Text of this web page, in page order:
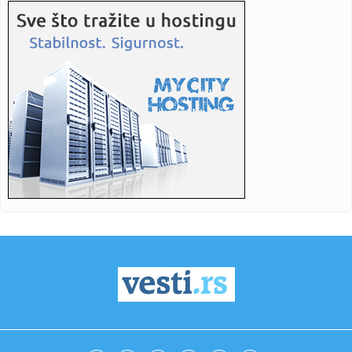
09:18: Srbija budući most Evrope: Zelenski i Vučić otvaraju vrata
nov...
09:16:
mreži ...
09:12:Crveni meteo alarm za jug Srbije: U Vranju cisterna sa
pijaćom v...
09:12:Lids srušio rekord – zbog rezervnog golmana Sitija!
09:12:Snažan zemljotres u Hrvatskoj; "Osetio sam udar u krevetu.
Usled...
Još teže do američkog državljanstva